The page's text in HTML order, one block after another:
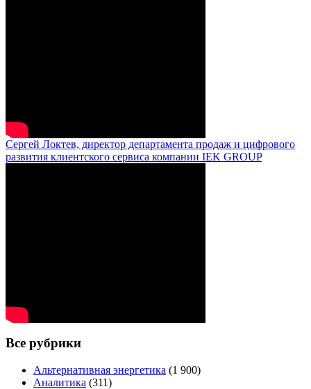
Сергей Локтев, директор департамента продаж и цифрового
развития клиентского сервиса компании IEK GROUP
Все рубрики
Альтернативная энергетика (1 900)
Аналитика (311)